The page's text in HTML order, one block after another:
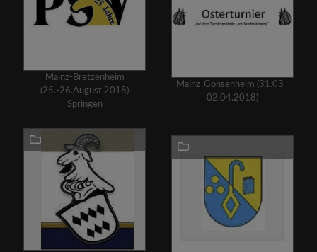
Mainz-Bretzenheim
(25.-26.August 2018)
Springen
Mainz-Gonsenheim (31.03 -
02.04.2018)